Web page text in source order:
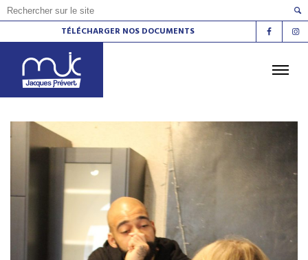
TÉLÉCHARGER NOS DOCUMENTS
ACCUEIL LES ATELIERS
LES ESPACES DE VIE SOCIALE LE CINÉMA
LA RADIO LA MJC
CONTACT